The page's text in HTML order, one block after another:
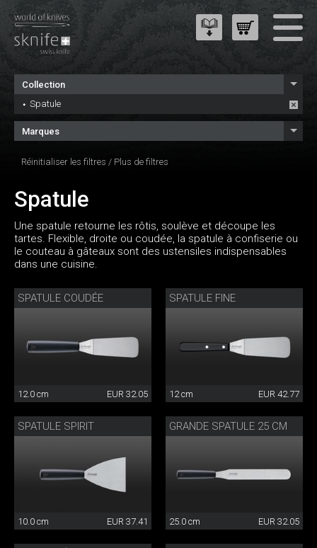
Collection
Spatule
Marques
Réinitialiser les filtres / Plus de filtres
Spatule
Une spatule retourne les rôtis, soulève et découpe les
tartes. Flexible, droite ou coudée, la spatule à confiserie ou
le couteau à gâteaux sont des ustensiles indispensables
dans une cuisine.
SPATULE COUDÉE
12.0 cm EUR 32.05
SPATULE FINE
12 cm EUR 42.77
SPATULE SPIRIT
10.0 cm EUR 37.41
GRANDE SPATULE 25 CM
25.0 cm EUR 32.05